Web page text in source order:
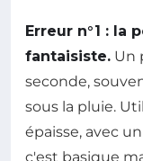
Erreur n°1 : la
fantaisiste. Un
seconde,
sous la pluie.
épaisse, avec
c'est basique